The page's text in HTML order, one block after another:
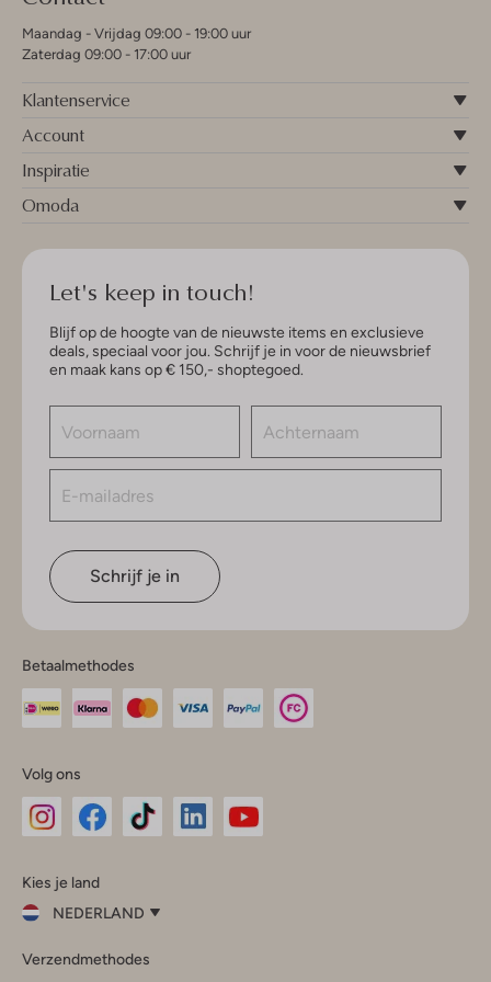
Maandag - Vrijdag 09:00 - 19:00 uur
Zaterdag 09:00 - 17:00 uur
Klantenservice
Account
Inspiratie
Omoda
Let's keep in touch!
Blijf op de hoogte van de nieuwste items en exclusieve
deals, speciaal voor jou. Schrijf je in voor de nieuwsbrief
en maak kans op € 150,- shoptegoed.
Schrijf je in
Betaalmethodes
Volg ons
InstagramFacebook
Kies je land
NEDERLAND
je
Verzendmethodes